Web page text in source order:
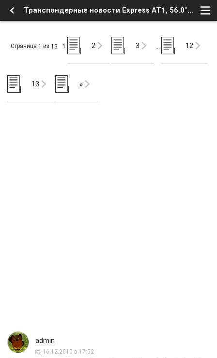
Транспондерные новости Express AT1, 56.0°E - Новости телевидения - Транспондерные новости - Форум о Спутниковом Телевидении
Страница 1 из 13 1 2 3 … 12
13 »
admin
16.12.2010 в 17:52